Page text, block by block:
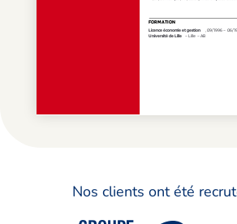
Nos clients ont été